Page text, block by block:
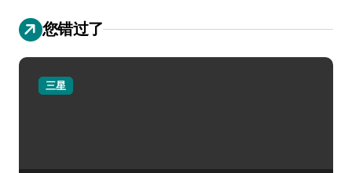
您错过了
三星